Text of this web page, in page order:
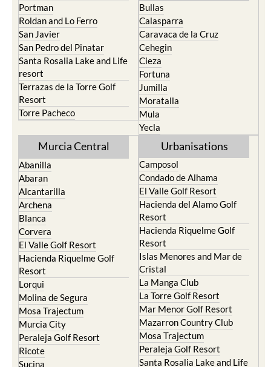
Portman
Roldan and Lo Ferro
San Javier
San Pedro del Pinatar
Santa Rosalia Lake and Life
resort
Terrazas de la Torre Golf
Resort
Torre Pacheco
Bullas
Calasparra
Caravaca de la Cruz
Cehegin
Cieza
Fortuna
Jumilla
Moratalla
Mula
Yecla
Murcia Central
Abanilla
Abaran
Alcantarilla
Archena
Blanca
Corvera
El Valle Golf Resort
Hacienda Riquelme Golf
Resort
Lorqui
Molina de Segura
Mosa Trajectum
Murcia City
Peraleja Golf Resort
Ricote
Sucina
Urbanisations
Camposol
Condado de Alhama
El Valle Golf Resort
Hacienda del Alamo Golf
Resort
Hacienda Riquelme Golf
Resort
Islas Menores and Mar de
Cristal
La Manga Club
La Torre Golf Resort
Mar Menor Golf Resort
Mazarron Country Club
Mosa Trajectum
Peraleja Golf Resort
Santa Rosalia Lake and Life